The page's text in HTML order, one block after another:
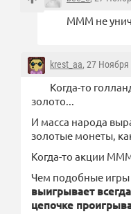
МММ не
krest_aa, 27 Ноября
Когда-то
золото...
И масса народа
золотые монеты,
Когда-то акции
Чем подобные
выигрывает
цепочке